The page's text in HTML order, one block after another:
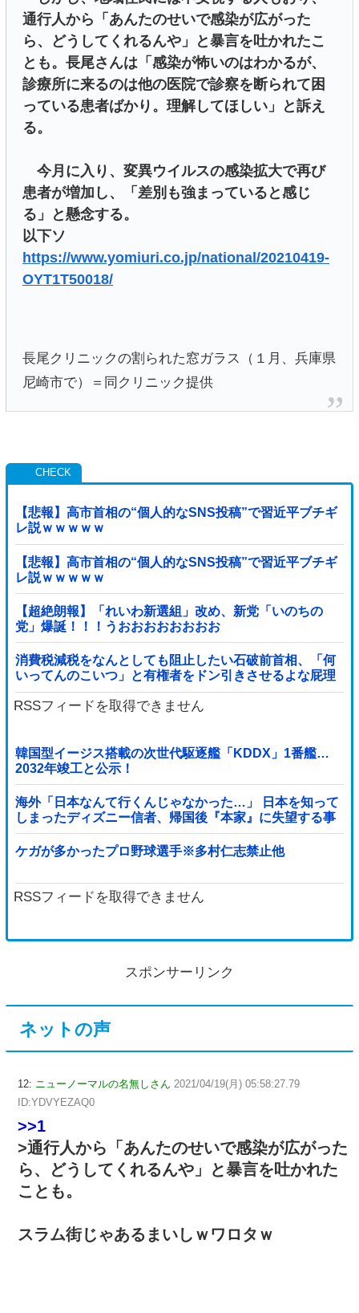
通行人から「あんたのせいで感染が広がった
ら、どうしてくれるんや」と暴言を吐かれたこ
とも。長尾さんは「感染が怖いのはわかるが、
診療所に来るのは他の医院で診察を断られて困
っている患者ばかり。理解してほしい」と訴え
る。
今月に入り、変異ウイルスの感染拡大で再び
患者が増加し、「差別も強まっていると感じ
る」と懸念する。
以下ソ
https://www.yomiuri.co.jp/national/20210419-
OYT1T50018/
長尾クリニックの割られた窓ガラス（１月、兵庫県
尼崎市で）＝同クリニック提供
【悲報】高市首相の“個人的なSNS投稿”で習近平ブチギ
レ説ｗｗｗｗｗ
【悲報】高市首相の“個人的なSNS投稿”で習近平ブチギ
レ説ｗｗｗｗｗ
【超絶朗報】「れいわ新選組」改め、新党「いのちの
党」爆誕！！！うおおおおおおおお
消費税減税をなんとしても阻止したい石破前首相、「何
いってんのこいつ」と有権者をドン引きさせるよな屁理
屈を……
RSSフィードを取得できません
韓国型イージス搭載の次世代駆逐艦「KDDX」1番艦…
2032年竣工と公示！
海外「日本なんて行くんじゃなかった…」 日本を知って
しまったディズニー信者、帰国後『本家』に失望する事
態に
ケガが多かったプロ野球選手※多村仁志禁止他
RSSフィードを取得できません
スポンサーリンク
ネットの声
12: ニューノーマルの名無しさん 2021/04/19(月) 05:58:27.79
ID:YDVYEZAQ0
>>1
>通行人から「あんたのせいで感染が広がった
ら、どうしてくれるんや」と暴言を吐かれた
ことも。
スラム街じゃあるまいしｗワロタｗ